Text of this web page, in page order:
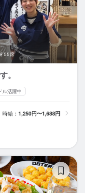
55席
。
ル活躍中
時給： 1,250円〜1,688円